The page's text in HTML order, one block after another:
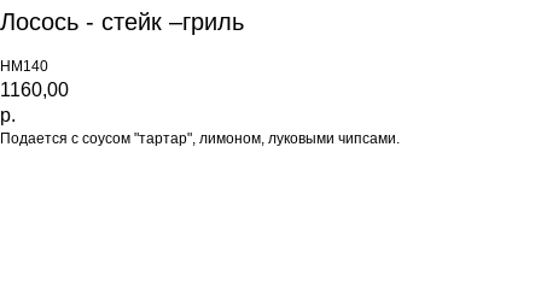
Лосось - стейк –гриль
НМ140
1160,00
р.
Подается с соусом "тартар", лимоном, луковыми чипсами.